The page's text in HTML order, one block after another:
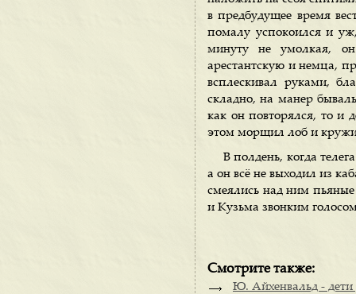
в предбудущее время
помалу успокоился и
минуту не умолкая,
арестантскую и немца,
всплескивал руками,
складно, на манер
как он повторялся, то и
этом морщил лоб и
В полдень, когда
а он всё не выходил из
смеялись над ним
и Кузьма звонким
Смотрите также:
Ю. Айхенвальд - дети